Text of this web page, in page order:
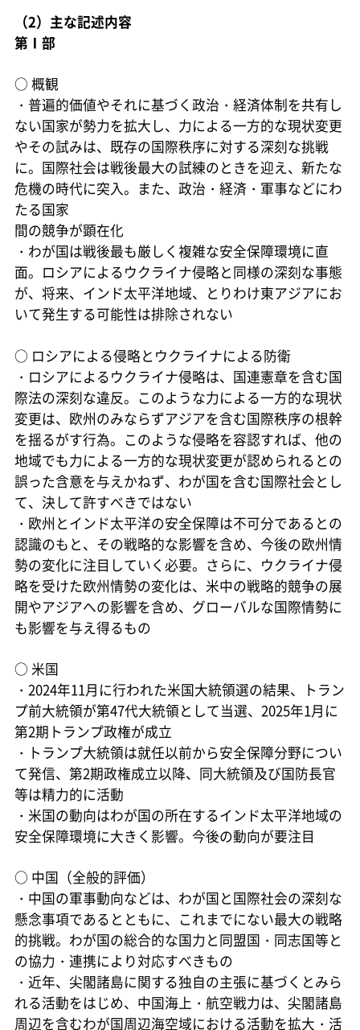
（2）主な記述内容
第Ⅰ部
○ 概観
・普遍的価値やそれに基づく政治・経済体制を共有し
ない国家が勢力を拡大し、力による一方的な現状変更
やその試みは、既存の国際秩序に対する深刻な挑戦
に。国際社会は戦後最大の試練のときを迎え、新たな
危機の時代に突入。また、政治・経済・軍事などにわ
たる国家
間の競争が顕在化
・わが国は戦後最も厳しく複雑な安全保障環境に直
面。ロシアによるウクライナ侵略と同様の深刻な事態
が、将来、インド太平洋地域、とりわけ東アジアにお
いて発生する可能性は排除されない
○ ロシアによる侵略とウクライナによる防衛
・ロシアによるウクライナ侵略は、国連憲章を含む国
際法の深刻な違反。このような力による一方的な現状
変更は、欧州のみならずアジアを含む国際秩序の根幹
を揺るがす行為。このような侵略を容認すれば、他の
地域でも力による一方的な現状変更が認められるとの
誤った含意を与えかねず、わが国を含む国際社会とし
て、決して許すべきではない
・欧州とインド太平洋の安全保障は不可分であるとの
認識のもと、その戦略的な影響を含め、今後の欧州情
勢の変化に注目していく必要。さらに、ウクライナ侵
略を受けた欧州情勢の変化は、米中の戦略的競争の展
開やアジアへの影響を含め、グローバルな国際情勢に
も影響を与え得るもの
○ 米国
・2024年11月に行われた米国大統領選の結果、トラン
プ前大統領が第47代大統領として当選、2025年1月に
第2期トランプ政権が成立
・トランプ大統領は就任以前から安全保障分野につい
て発信、第2期政権成立以降、同大統領及び国防長官
等は精力的に活動
・米国の動向はわが国の所在するインド太平洋地域の
安全保障環境に大きく影響。今後の動向が要注目
○ 中国（全般的評価）
・中国の軍事動向などは、わが国と国際社会の深刻な
懸念事項であるとともに、これまでにない最大の戦略
的挑戦。わが国の総合的な国力と同盟国・同志国等と
の協力・連携により対応すべきもの
・近年、尖閣諸島に関する独自の主張に基づくとみら
れる活動をはじめ、中国海上・航空戦力は、尖閣諸島
周辺を含むわが国周辺海空域における活動を拡大・活